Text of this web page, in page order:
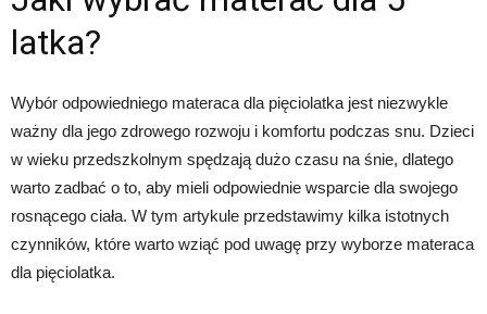
latka?
Wybór odpowiedniego materaca dla pięciolatka jest niezwykle
ważny dla jego zdrowego rozwoju i komfortu podczas snu. Dzieci
w wieku przedszkolnym spędzają dużo czasu na śnie, dlatego
warto zadbać o to, aby mieli odpowiednie wsparcie dla swojego
rosnącego ciała. W tym artykule przedstawimy kilka istotnych
czynników, które warto wziąć pod uwagę przy wyborze materaca
dla pięciolatka.